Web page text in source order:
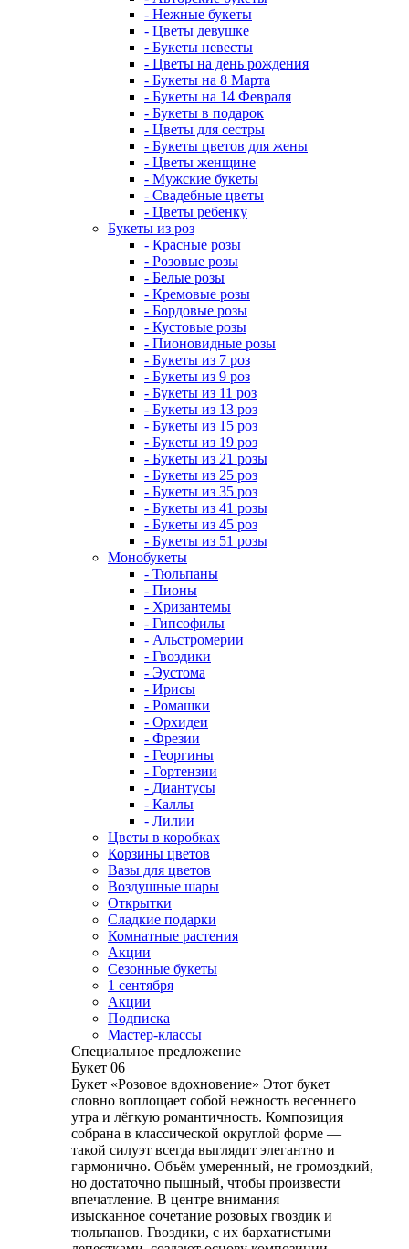
- Нежные букеты
- Цветы девушке
- Букеты невесты
- Цветы на день рождения
- Букеты на 8 Марта
- Букеты на 14 Февраля
- Букеты в подарок
- Цветы для сестры
- Букеты цветов для жены
- Цветы женщине
- Мужские букеты
- Свадебные цветы
- Цветы ребенку
Букеты из роз
- Красные розы
- Розовые розы
- Белые розы
- Кремовые розы
- Бордовые розы
- Кустовые розы
- Пионовидные розы
- Букеты из 7 роз
- Букеты из 9 роз
- Букеты из 11 роз
- Букеты из 13 роз
- Букеты из 15 роз
- Букеты из 19 роз
- Букеты из 21 розы
- Букеты из 25 роз
- Букеты из 35 роз
- Букеты из 41 розы
- Букеты из 45 роз
- Букеты из 51 розы
Монобукеты
- Тюльпаны
- Пионы
- Хризантемы
- Гипсофилы
- Альстромерии
- Гвоздики
- Эустома
- Ирисы
- Ромашки
- Орхидеи
- Фрезии
- Георгины
- Гортензии
- Диантусы
- Каллы
- Лилии
Цветы в коробках
Корзины цветов
Вазы для цветов
Воздушные шары
Открытки
Сладкие подарки
Комнатные растения
Акции
Сезонные букеты
1 сентября
Акции
Подписка
Мастер-классы
Специальное предложение
Букет 06
Букет «Розовое вдохновение» Этот букет
словно воплощает собой нежность весеннего
утра и лёгкую романтичность. Композиция
собрана в классической округлой форме —
такой силуэт всегда выглядит элегантно и
гармонично. Объём умеренный, не громоздкий,
но достаточно пышный, чтобы произвести
впечатление. В центре внимания —
изысканное сочетание розовых гвоздик и
тюльпанов. Гвоздики, с их бархатистыми